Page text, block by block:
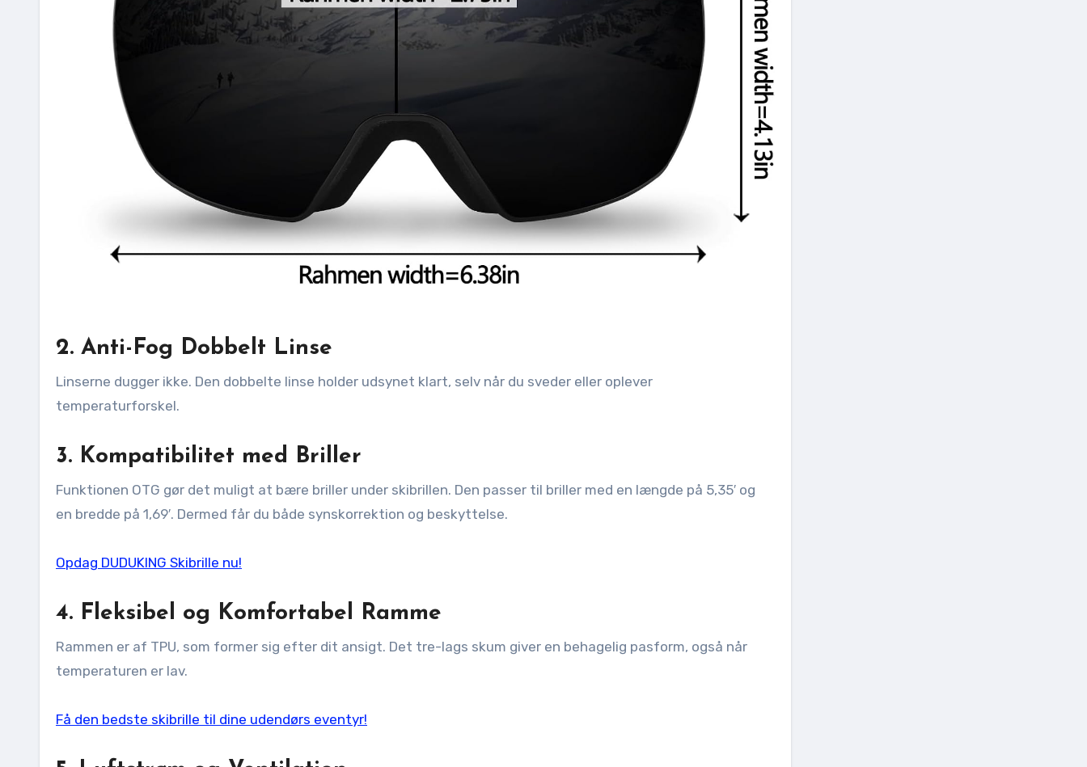
2. Anti-Fog Dobbelt Linse
Linserne dugger ikke. Den dobbelte linse holder udsynet klart, selv når du sveder eller oplever
temperaturforskel.
3. Kompatibilitet med Briller
Funktionen OTG gør det muligt at bære briller under skibrillen. Den passer til briller med en længde på 5,35′ og
en bredde på 1,69′. Dermed får du både synskorrektion og beskyttelse.
Opdag DUDUKING Skibrille nu!
4. Fleksibel og Komfortabel Ramme
Rammen er af TPU, som former sig efter dit ansigt. Det tre-lags skum giver en behagelig pasform, også når
temperaturen er lav.
Få den bedste skibrille til dine udendørs eventyr!